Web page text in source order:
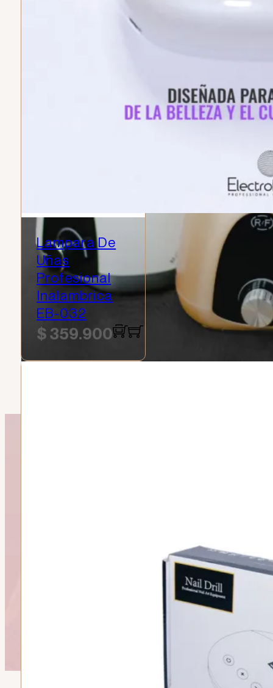
Lampara De
Uñas
Profesional
Inalambrica
EB-032
$359.900